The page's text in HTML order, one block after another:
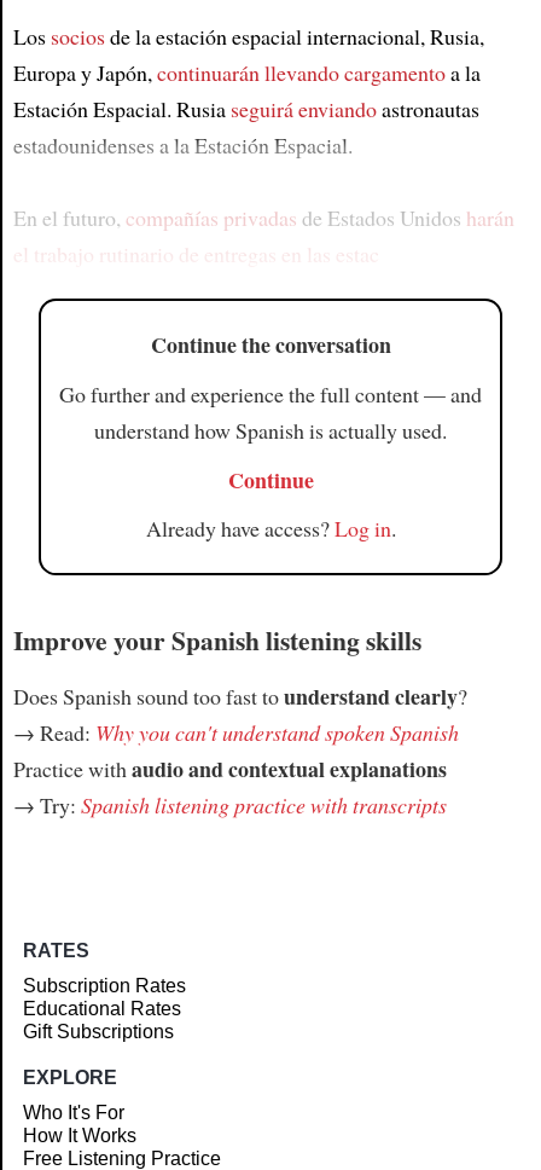
Los sociosde la estación espacial internacional, Rusia,
Europa y Japón,continuarán llevando cargamentoa la
Estación Espacial. Rusia seguirá enviandoastronautas
estadounidenses a la Estación Espacial.
En el futuro, compañías privadas de Estados Unidos harán
el trabajo rutinario de entregas en las estac
Continue the conversation
Go further and experience the full content — and
understand how Spanish is actually used.
Continue
Already have access?Log in.
Improve your Spanish listening skills
Does Spanish sound too fast tounderstand clearly?
→ Read: Why you can't understand spoken Spanish
Practice with audio and contextual explanations
→ Try: Spanish listening practice with transcripts
RATES
Subscription Rates
Educational Rates
Gift Subscriptions
EXPLORE
Who It's For
How It Works
Free Listening Practice